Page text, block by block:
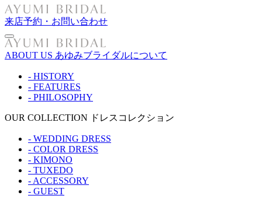
来店予約・お問い合わせ
ABOUT US あゆみブライダルについて
- HISTORY
- FEATURES
- PHILOSOPHY
OUR COLLECTION ドレスコレクション
- WEDDING DRESS
- COLOR DRESS
- KIMONO
- TUXEDO
- ACCESSORY
- GUEST